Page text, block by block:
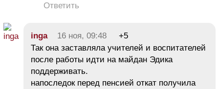
Ответить
inga 16 ноя, 09:48
+5
Так она заставляла учителей и воспитателей
после работы идти на майдан Эдика
поддерживать.
напоследок перед пенсией откат получила